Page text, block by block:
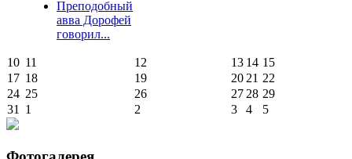
Преподобный
авва Дорофей
говорил...
10 11 12 13 14 15
17 18 19 20 21 22
24 25 26 27 28 29
31
1 2 3 4 5